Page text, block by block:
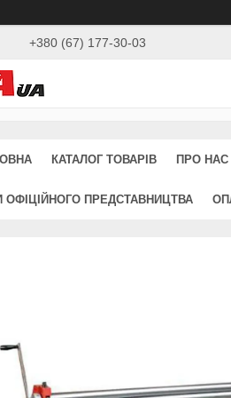
+380 (67) 177-30-03
КАТАЛОГ ТОВАРІВ ПРО НАС
ОФІЦІЙНОГО ПРЕДСТАВНИЦТВА